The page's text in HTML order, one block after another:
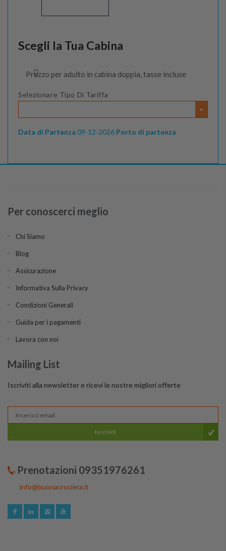
Scegli la Tua Cabina
Prezzo per adulto in cabina doppia, tasse incluse
Selezionare Tipo Di Tariffa
Data di Partenza 09-12-2026 Porto di partenza
Per conoscerci meglio
Chi Siamo
Blog
Assicurazione
Informativa Sulla Privacy
Condizioni Generali
Guida per i pagamenti
Lavora con noi
Mailing List
Iscriviti alla newsletter e ricevi le nostre migliori offerte
Iscriviti
Prenotazioni 09351976261
info@buonacrociera.it